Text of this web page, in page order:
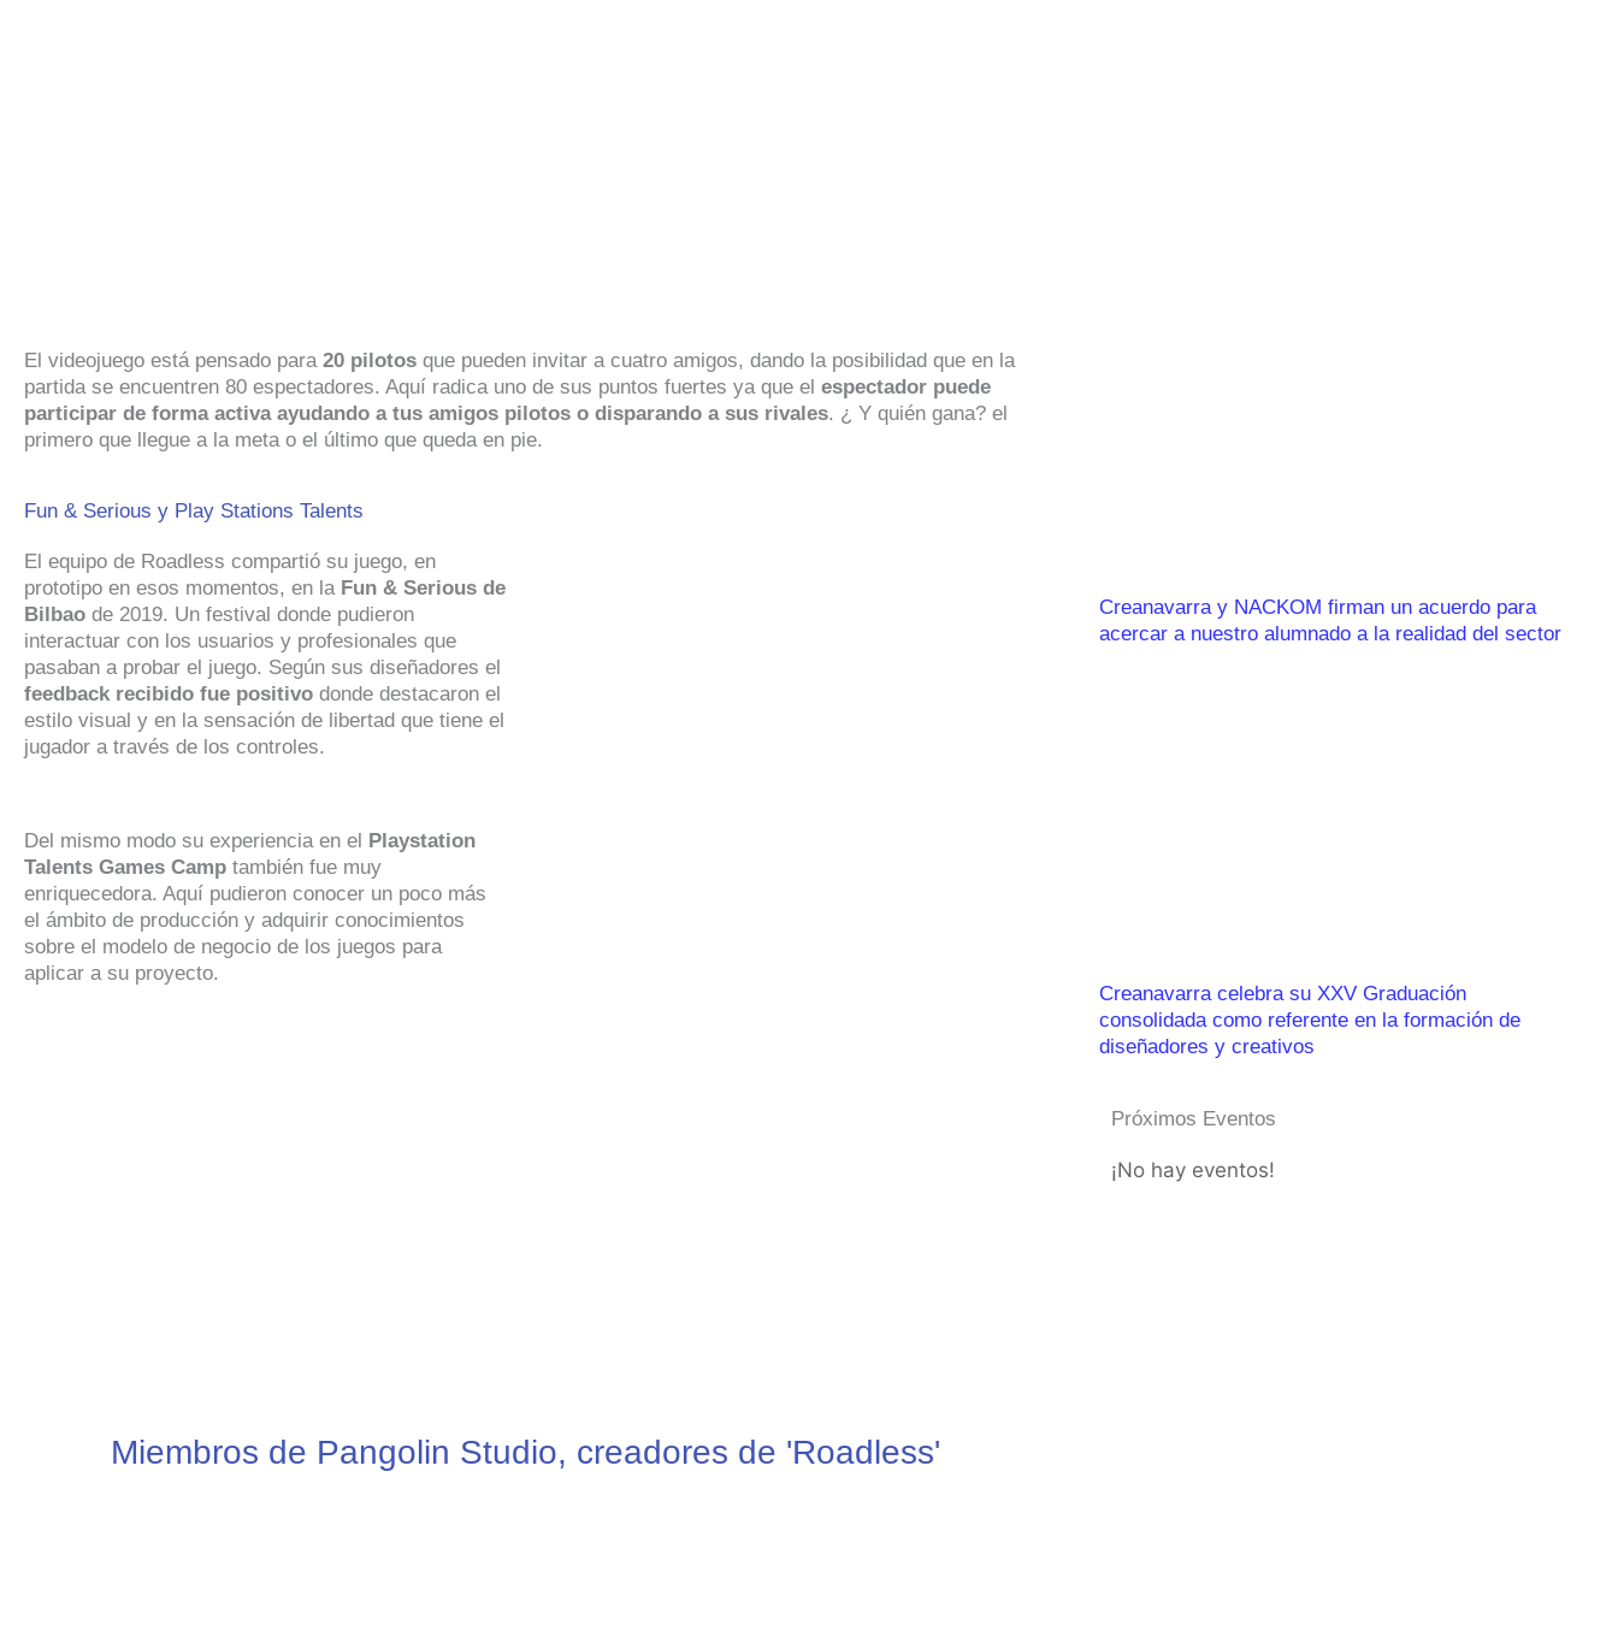
El videojuego está pensado para 20 pilotos que pueden invitar a cuatro amigos, dando la posibilidad que en la
partida se encuentren 80 espectadores. Aquí radica uno de sus puntos fuertes ya que el espectador puede
participar de forma activa ayudando a tus amigos pilotos o disparando a sus rivales. ¿ Y quién gana? el
primero que llegue a la meta o el último que queda en pie.
Fun & Serious y Play Stations Talents
El equipo de Roadless compartió su juego, en
prototipo en esos momentos, en la Fun & Serious de
Bilbao de 2019. Un festival donde pudieron
interactuar con los usuarios y profesionales que
pasaban a probar el juego. Según sus diseñadores el
feedback recibido fue positivo donde destacaron el
estilo visual y en la sensación de libertad que tiene el
jugador a través de los controles.
Del mismo modo su experiencia en el Playstation
Talents Games Camp también fue muy
enriquecedora. Aquí pudieron conocer un poco más
el ámbito de producción y adquirir conocimientos
sobre el modelo de negocio de los juegos para
aplicar a su proyecto.
Miembros de Pangolin Studio, creadores de 'Roadless'
Creanavarra y NACKOM firman un acuerdo para
acercar a nuestro alumnado a la realidad del sector
Creanavarra celebra su XXV Graduación
consolidada como referente en la formación de
diseñadores y creativos
Próximos Eventos
¡No hay eventos!